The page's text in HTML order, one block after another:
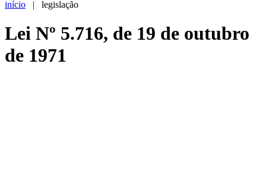
início | legislação
Lei Nº 5.716, de 19 de outubro
de 1971